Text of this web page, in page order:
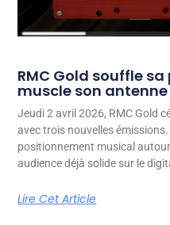
RMC Gold souffle
muscle son antenne
Jeudi 2 avril 2026, RMC Gold
avec trois nouvelles
positionnement musical
audience déjà solide sur le
Lire Cet Article